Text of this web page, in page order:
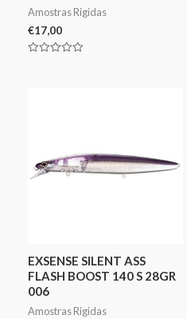
Amostras Rigidas
€17,00
EXSENSE SILENT ASS
FLASH BOOST 140 S 28GR
006
Amostras Rigidas